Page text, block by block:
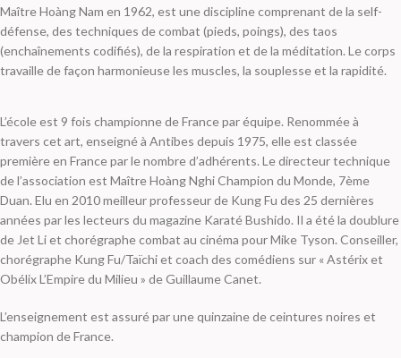
Maître Hoàng Nam en 1962, est une discipline comprenant de la self-
défense, des techniques de combat (pieds, poings), des taos
(enchaînements codifiés), de la respiration et de la méditation. Le corps
travaille de façon harmonieuse les muscles, la souplesse et la rapidité.
L’école est 9 fois championne de France par équipe. Renommée à
travers cet art, enseigné à Antibes depuis 1975, elle est classée
première en France par le nombre d’adhérents. Le directeur technique
de l’association est Maître Hoàng Nghi Champion du Monde, 7ème
Duan. Elu en 2010 meilleur professeur de Kung Fu des 25 dernières
années par les lecteurs du magazine Karaté Bushido. Il a été la doublure
de Jet Li et chorégraphe combat au cinéma pour Mike Tyson. Conseiller,
chorégraphe Kung Fu/Taïchi et coach des comédiens sur « Astérix et
Obélix L’Empire du Milieu » de Guillaume Canet.
L’enseignement est assuré par une quinzaine de ceintures noires et
champion de France.